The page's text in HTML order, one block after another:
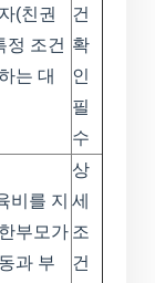
(친권
정 조건
는 대
건
확
인
필
수
비를 지
부모가
과 부
상
세
조
건